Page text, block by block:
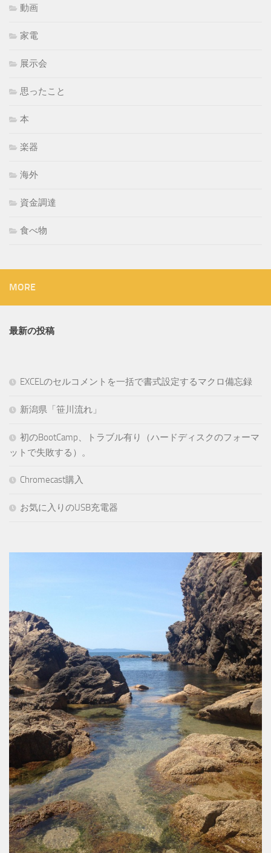
動画
家電
展示会
思ったこと
本
楽器
海外
資金調達
食べ物
MORE
最新の投稿
EXCELのセルコメントを一括で書式設定するマクロ備忘録
新潟県「笹川流れ」
初のBootCamp、トラブル有り（ハードディスクのフォーマ
ットで失敗する）。
Chromecast購入
お気に入りのUSB充電器